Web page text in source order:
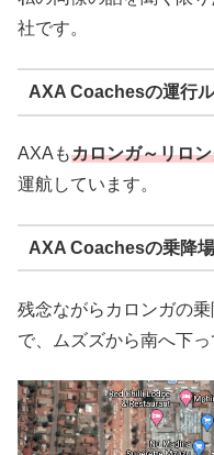
社です。
AXA Coachesの運行
AXAもカロンガ～リロ
運航しています。
AXA Coachesの乗降
残念ながらカロンガの
で、ムズズから南へ下っ